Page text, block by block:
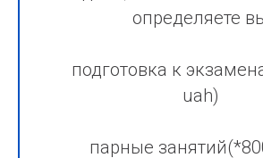
определяете
подготовка к
uah)
парные